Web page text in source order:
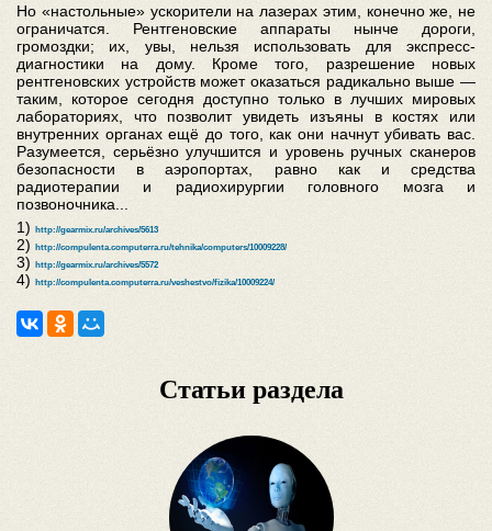
Но «настольные» ускорители на лазерах этим, конечно же, не
ограничатся. Рентгеновские аппараты нынче дороги,
громоздки; их, увы, нельзя использовать для экспресс-
диагностики на дому. Кроме того, разрешение новых
рентгеновских устройств может оказаться радикально выше —
таким, которое сегодня доступно только в лучших мировых
лабораториях, что позволит увидеть изъяны в костях или
внутренних органах ещё до того, как они начнут убивать вас.
Разумеется, серьёзно улучшится и уровень ручных сканеров
безопасности в аэропортах, равно как и средства
радиотерапии и радиохирургии головного мозга и
позвоночника...
1)
http://gearmix.ru/archives/5613
2) http://compulenta.computerra.ru/tehnika/computers/10009228/
3) http://gearmix.ru/archives/5572
4) http://compulenta.computerra.ru/veshestvo/fizika/10009224/
Статьи раздела